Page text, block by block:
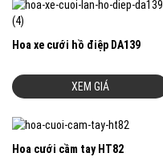
Hoa xe cưới hồ điệp DA139
XEM GIÁ
Hoa cưới cầm tay HT82